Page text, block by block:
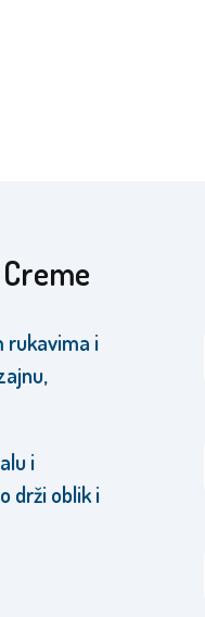
rukavima i
i
drži oblik i